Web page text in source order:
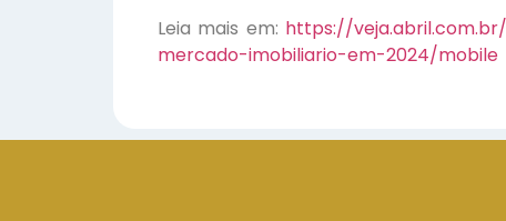
Leia mais em: https://
mercado-imobiliario-em-2024/mobile